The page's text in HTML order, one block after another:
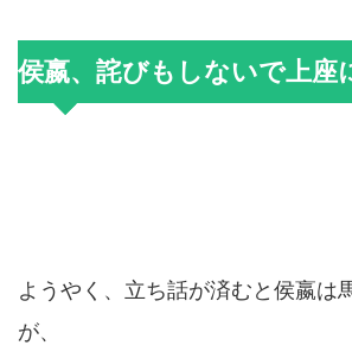
侯嬴、詫びもしないで上座
ようやく、立ち話が済むと侯嬴は
が、